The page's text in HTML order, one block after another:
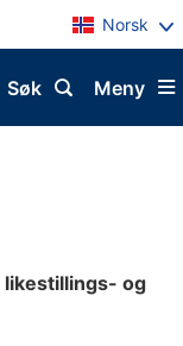
Norsk
Meny
Søk
likestillings- og